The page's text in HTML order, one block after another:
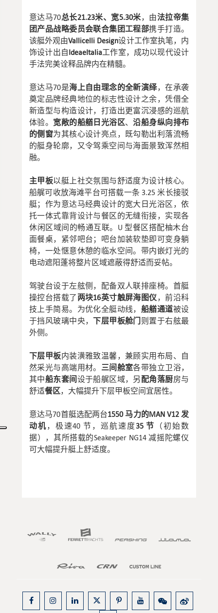
意达马70总长21.23米、宽5.30米，由法拉帝集
团产品战略委员会联合集团工程部携手打造。
该艇外观由Vallicelli Design设计工作室执笔，内
饰设计出自IdeaeItalia工作室，成功以现代设计
手法完美诠释品牌内在精髓。
意达马70是海上自由理念的全新演绎，在承袭
奠定品牌经典地位的标志性设计之余，凭借全
新造型与构造设计，打造出更富沉浸感的巡航
体验。 宽敞的船艏日光浴区、沿船身纵向排布
的侧窗为其核心设计亮点，既勾勒出利落流畅
的艇身轮廓，又令驾乘空间与海面景致浑然相
融。
主甲板以艇上社交氛围与舒适度为设计核心。
船艉可收放海滩平台可搭载一条 3.25 米长接驳
艇；作为意达马经典设计的宽大日光浴区，依
托一体式靠背设计与餐区的无缝衔接，实现各
休闲区域间的畅通互联。U 型餐区搭配柚木台
面餐桌，紧邻吧台；吧台加装软垫即可变身躺
椅，一处惬意休憩的临水空间。带内嵌灯光的
电动遮阳蓬将整片区域遮蔽得舒适而妥帖。
驾驶台设于左舷侧，配备双人联排座椅。首艇
操控台搭载了 两块16英寸触屏海图仪，前沿科
技上手简易。为优化全艇动线， 船艏通道被设
于挡风玻璃中央，下层甲板舱门 则置于右舷最
外侧。
下层甲板内装潢雅致温馨，兼顾实用布局、自
然采光与高端用材。 三间舱室各带独立卫浴，
其中船东套间设于船艉区域，另 配角落厨房与
舒适餐区，大幅提升下层甲板空间宜居性。
意达马70首艇选配两台1550 马力的MAN V12 发
动机，极速40 节，巡航速度35 节
（初始数
据），其所搭载的Seakeeper NG14 减摇陀螺仪
可大幅提升艇上舒适度。